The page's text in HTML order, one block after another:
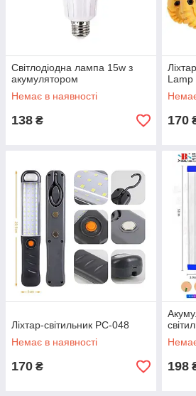
Світлодіодна лампа 15w з
акумулятором
Немає в наявності
138 ₴
Lamp
170
Ліхтар-світильник PC-048
Немає в наявності
170 ₴ 198